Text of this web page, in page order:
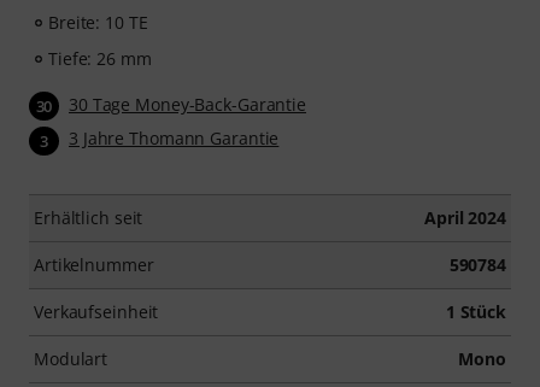
Breite: 10 TE
Tiefe: 26 mm
30 30 Tage Money-Back-Garantie
3 3 Jahre Thomann Garantie
Erhältlich seit April 2024
Artikelnummer 590784
Verkaufseinheit 1 Stück
Modulart Mono